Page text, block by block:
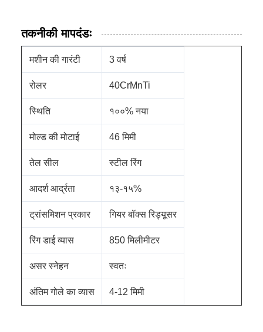
तकनीकी मापदंडः
मशीन की गारंटी 3 वर्ष
रोलर 40CrMnTi
स्थिति १००% नया
मोल्ड की मोटाई 46 मिमी
तेल सील स्टील रिंग
आदर्श आर्द्रता १३-१५%
ट्रांसमिशन प्रकार गियर बॉक्स रिड्यूसर
रिंग डाई व्यास 850 मिलीमीटर
असर स्नेहन स्वतः
अंतिम गोले का व्यास 4-12 मिमी